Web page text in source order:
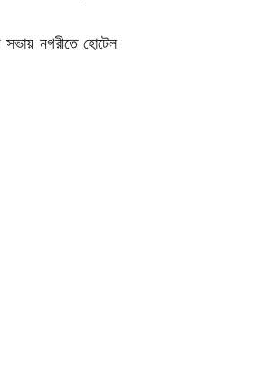
সভায় নগরীতে হোটেল